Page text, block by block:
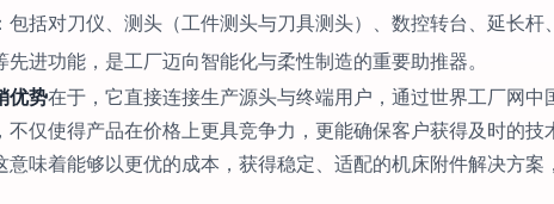
包括对刀仪、测头（工件测头与刀具测头）、数控转台、延长
先进功能，是工厂迈向智能化与柔性制造的重要助推器。
优势在于，它直接连接生产源头与终端用户，通过世界工厂网
不仅使得产品在价格上更具竞争力，更能确保客户获得及时的
意味着能够以更优的成本，获得稳定、适配的机床附件解决方案